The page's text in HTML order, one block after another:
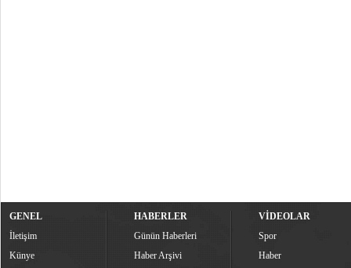
GENEL
İletişim
Künye
HABERLER
Günün Haberleri
Haber Arşivi
VİDEOLAR
Spor
Haber